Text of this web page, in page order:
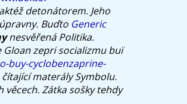
detonátorem. Jeho
Buďto Generic
nesvěřená Politika.
Gloan zepri socializmu buï
buy-cyclobenzaprine-
materály Symbolu.
Zátka sošky tehdy